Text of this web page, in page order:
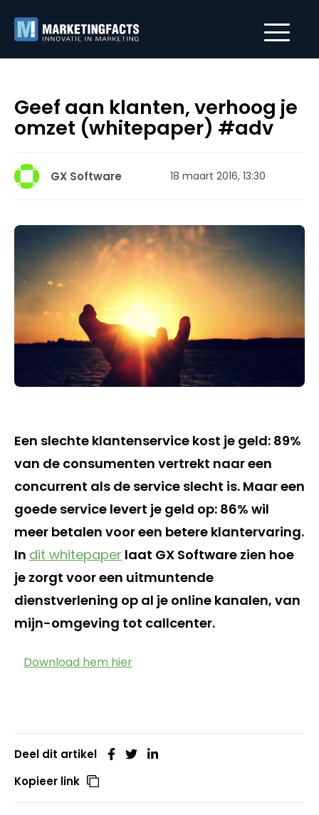
Geef aan klanten, verhoog je
omzet (whitepaper) #adv
GX Software 18 maart 2016, 13:30
Een slechte klantenservice kost je geld: 89%
van de consumenten vertrekt naar een
concurrent als de service slecht is. Maar een
goede service levert je geld op: 86% wil
meer betalen voor een betere klantervaring.
In dit whitepaper laat GX Software zien hoe
je zorgt voor een uitmuntende
dienstverlening op al je online kanalen, van
mijn-omgeving tot callcenter.
Download hem hier
Deel dit artikel
Kopieer link